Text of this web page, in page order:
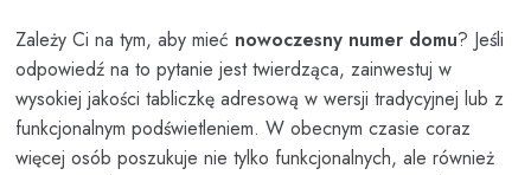
Zależy Ci na tym, aby mieć nowoczesny numer domu? Jeśli
odpowiedź na to pytanie jest twierdząca, zainwestuj w
wysokiej jakości tabliczkę adresową w wersji tradycyjnej lub z
funkcjonalnym podświetleniem. W obecnym czasie coraz
więcej osób poszukuje nie tylko funkcjonalnych, ale również